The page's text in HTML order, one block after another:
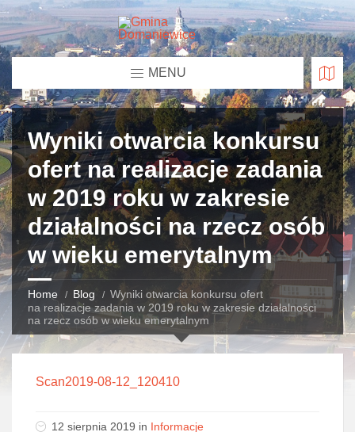
MENU
Wyniki otwarcia konkursu
ofert na realizacje zadania
w 2019 roku w zakresie
działalności na rzecz osób
w wieku emerytalnym
Home Blog
Wyniki otwarcia konkursu ofert
na realizacje zadania w 2019 roku w zakresie działalności
na rzecz osób w wieku emerytalnym
Scan2019-08-12_120410
12 sierpnia 2019 in Informacje